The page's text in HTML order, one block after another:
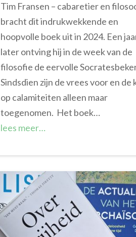
Tim Fransen – cabaretier en
bracht dit indrukwekkende en
hoopvolle boek uit in 2024. Een
later ontving hij in de week van de
filosofie de eervolle
Sindsdien zijn de vrees voor en de
op calamiteiten alleen maar
toegenomen. Het boek…
lees meer…